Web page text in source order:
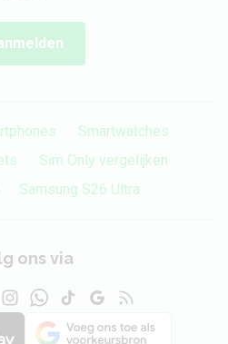
Smartwatches
Sim Only vergelijken
Samsung S26 Ultra
ons via